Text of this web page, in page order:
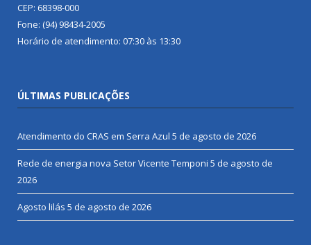
CEP: 68398-000
Fone: (94) 98434-2005
Horário de atendimento: 07:30 às 13:30
ÚLTIMAS PUBLICAÇÕES
Atendimento do CRAS em Serra Azul 5 de agosto de 2026
Rede de energia nova Setor Vicente Temponi 5 de agosto de
2026
Agosto lilás 5 de agosto de 2026